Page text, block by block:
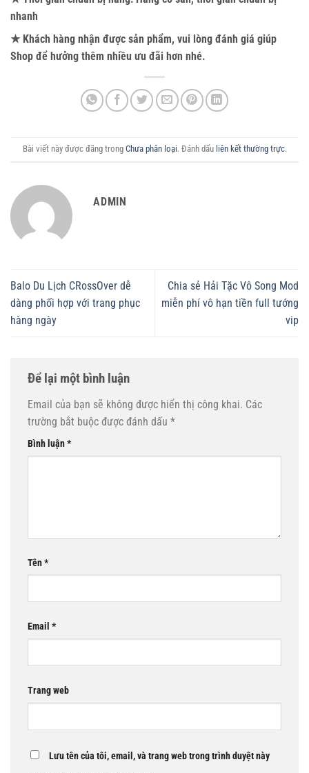
nhanh
★ Khách hàng nhận được sản phẩm, vui lòng đánh giá giúp
Shop để hưởng thêm nhiều ưu đãi hơn nhé.
Bài viết này được đăng trong Chưa phân loại. Đánh dấu liên kết thường trực.
ADMIN
Balo Du Lịch CRossOver dễ
dàng phối hợp với trang phục
hàng ngày
Chia sẻ Hải Tặc Vô Song Mod
miễn phí vô hạn tiền full tướng
vip
Để lại một bình luận
Email của bạn sẽ không được hiển thị công khai. Các
trường bắt buộc được đánh dấu *
Bình luận*
Tên*
Email *
Trang web
Lưu tên của tôi, email, và trang web trong trình duyệt này